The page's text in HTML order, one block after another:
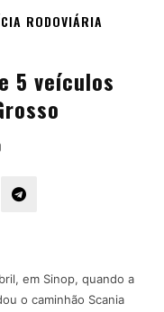
RODOVIÁRIA
5 veículos
em Sinop, quando a
o caminhão Scania